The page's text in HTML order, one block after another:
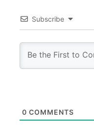
Subscribe
0 COMMENTS